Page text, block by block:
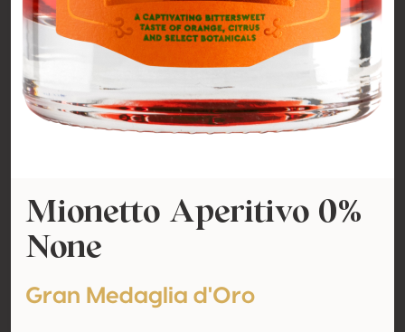
Mionetto Aperitivo 0%
None
Gran Medaglia d'Oro